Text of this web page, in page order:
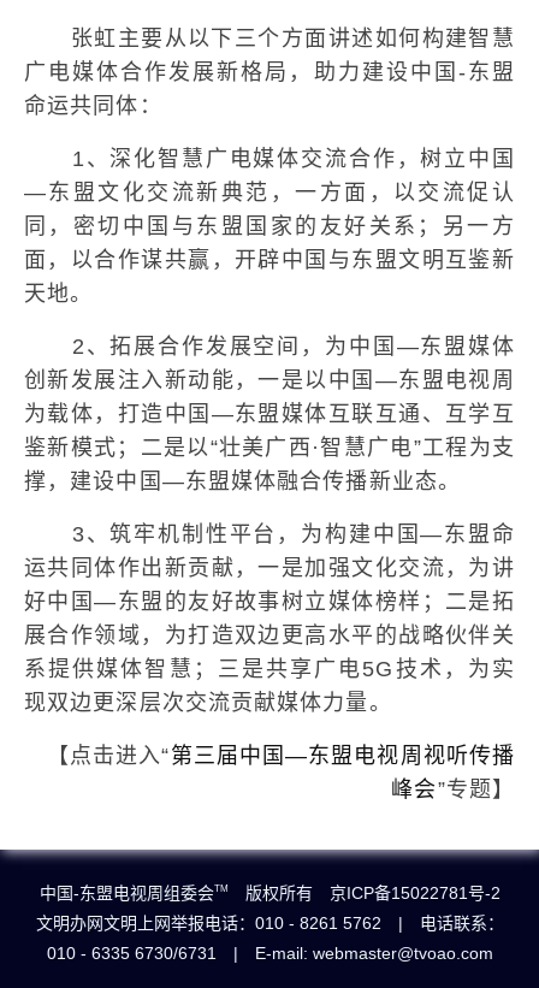
张虹主要从以下三个方面讲述如何构建智慧
广电媒体合作发展新格局，助力建设中国-东盟
命运共同体：
1、深化智慧广电媒体交流合作，树立中国
—东盟文化交流新典范，一方面，以交流促认
同，密切中国与东盟国家的友好关系；另一方
面，以合作谋共赢，开辟中国与东盟文明互鉴新
天地。
2、拓展合作发展空间，为中国—东盟媒体
创新发展注入新动能，一是以中国—东盟电视周
为载体，打造中国—东盟媒体互联互通、互学互
鉴新模式；二是以“壮美广西·智慧广电”工程为支
撑，建设中国—东盟媒体融合传播新业态。
3、筑牢机制性平台，为构建中国—东盟命
运共同体作出新贡献，一是加强文化交流，为讲
好中国—东盟的友好故事树立媒体榜样；二是拓
展合作领域，为打造双边更高水平的战略伙伴关
系提供媒体智慧；三是共享广电5G技术，为实
现双边更深层次交流贡献媒体力量。
【点击进入“第三届中国—东盟电视周视听传播
峰会”专题】
中国-东盟电视周组委会TM
版权所有 京ICP备15022781号-2
文明办网文明上网举报电话：010 - 8261 5762 | 电话联系：
010 - 6335 6730/6731 | E-mail: webmaster@tvoao.com